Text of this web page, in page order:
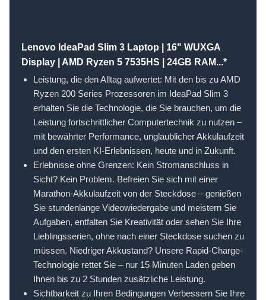
Lenovo IdeaPad Slim 3 Laptop | 16" WUXGA
Display | AMD Ryzen 5 7535HS | 24GB RAM...*
Leistung, die den Alltag aufwertet: Mit den bis zu AMD
Ryzen 200 Series Prozessoren im IdeaPad Slim 3
erhalten Sie die Technologie, die Sie brauchen, um die
Leistung fortschrittlicher Computertechnik zu nutzen –
mit bewährter Performance, unglaublicher Akkulaufzeit
und den ersten KI-Erlebnissen, heute und in Zukunft.
Erlebnisse ohne Grenzen: Kein Stromanschluss in
Sicht? Kein Problem. Befreien Sie sich mit einer
Marathon-Akkulaufzeit von der Steckdose – genießen
Sie stundenlange Videowiedergabe und meistern Sie
Aufgaben, entfalten Sie Kreativität oder sehen Sie Ihre
Lieblingsserien, ohne nach einer Steckdose suchen zu
müssen. Niedriger Akkustand? Unsere Rapid-Charge-
Technologie rettet Sie – nur 15 Minuten Laden geben
Ihnen bis zu 2 Stunden zusätzliche Leistung.
Sichtbarkeit zu Ihren Bedingungen Verbessern Sie Ihre